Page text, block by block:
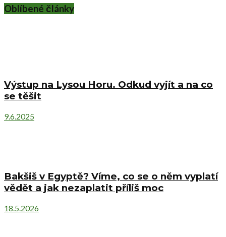
Oblíbené články
Výstup na Lysou Horu. Odkud vyjít a na co
se těšit
9.6.2025
Bakšiš v Egyptě? Víme, co se o něm vyplatí
vědět a jak nezaplatit příliš moc
18.5.2026